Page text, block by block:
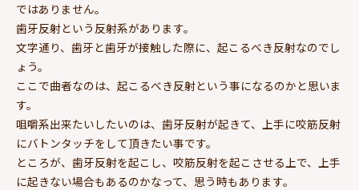
ではありません。
歯牙反射という反射系があります。
文字通り、歯牙と歯牙が接触した際に、起こるべき反射なのでし
ょう。
ここで曲者なのは、起こるべき反射という事になるのかと思いま
す。
咀嚼系出来たいしたいのは、歯牙反射が起きて、上手に咬筋反射
にバトンタッチをして頂きたい事です。
ところが、歯牙反射を起こし、咬筋反射を起こさせる上で、上手
に起きない場合もあるのかなって、思う時もあります。